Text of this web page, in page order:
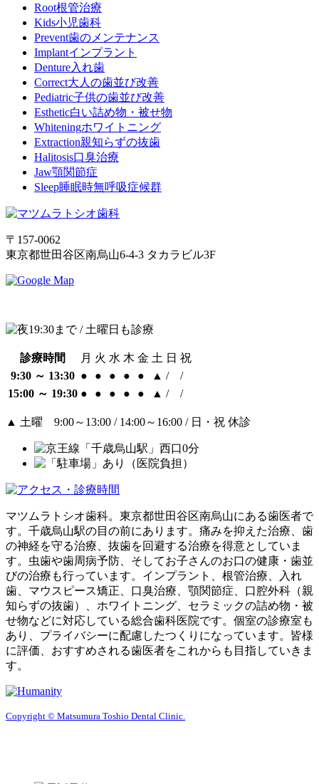
Root根管治療
Kids小児歯科
Prevent歯のメンテナンス
Implantインプラント
Denture入れ歯
Correct大人の歯並び改善
Pediatric子供の歯並び改善
Esthetic白い詰め物・被せ物
Whiteningホワイトニング
Extraction親知らずの抜歯
Halitosis口臭治療
Jaw顎関節症
Sleep睡眠時無呼吸症候群
〒157-0062
東京都世田谷区南烏山6-4-3 タカラビル3F
診療時間 月 火 水 木 金 土 日 祝
9:30 ～ 13:30 ● ● ● ● ● ▲ /
/
15:00 ～ 19:30 ● ● ● ● ● ▲ / /
▲ 土曜 9:00～13:00 / 14:00～16:00 / 日・祝 休診
マツムラトシオ歯科。東京都世田谷区南烏山にある歯医者で
す。千歳烏山駅の目の前にあります。痛みを抑えた治療、歯
の神経を守る治療、抜歯を回避する治療を得意としていま
す。虫歯や歯周病予防、そしてお子さんのお口の健康・歯並
びの治療も行っています。インプラント、根管治療、入れ
歯、マウスピース矯正、口臭治療、顎関節症、口腔外科（親
知らずの抜歯）、ホワイトニング、セラミックの詰め物・被
せ物などに対応している総合歯科医院です。個室の診療室も
あり、プライバシーに配慮したつくりになっています。皆様
に評価、おすすめされる歯医者をこれからも目指していきま
す。
Copyright © Matsumura Toshio Dental Clinic.